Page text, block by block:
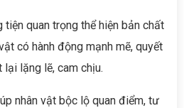
tiện quan trọng thể hiện bản chất
có hành động mạnh mẽ, quyết
lại lặng lẽ, cam chịu.
nhân vật bộc lộ quan điểm, tư